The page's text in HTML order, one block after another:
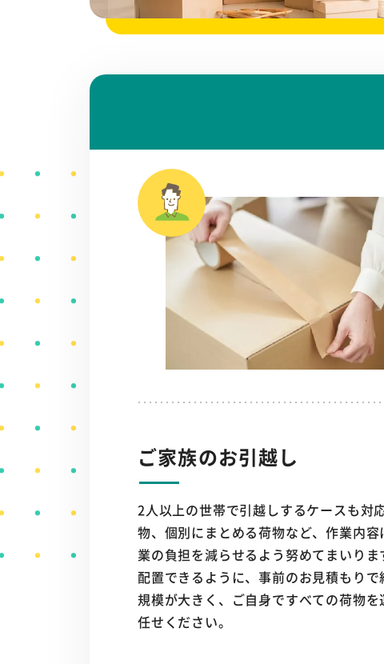
ご家族のお引越し
2人以上の世帯で引越しするケースも対
物、個別にまとめる荷物など、作業内
業の負担を減らせるよう努めてまいり
配置できるように、事前のお見積もりで
規模が大きく、ご自身ですべての荷物
任せください。